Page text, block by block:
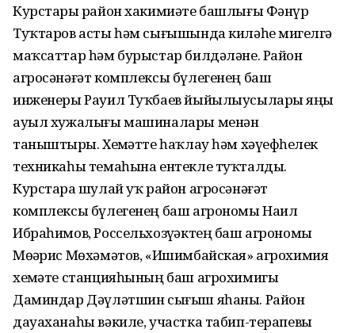
Курстарҙы район хакимиәте башлығы Фәнүр
Туҡтаров асты һәм сығышында киләһе миҙгелгә
маҡсаттар һәм бурыстар билдәләне. Район
агросәнәғәт комплексы бүлегенең баш
инженеры Рауил Туҡбаев йыйылыусыларҙы яңы
ауыл хужалығы машиналары менән
таныштырҙы. Хеҙмәтте һаҡлау һәм хәүефһеҙлек
техникаһы темаһына ентекле туҡталды.
Курстарҙа шулай уҡ район агросәнәғәт
комплексы бүлегенең баш агрономы Наил
Ибраһимов, Россельхозүҙәктең баш агрономы
Мөҙәрис Мөхәмәтов, «Ишимбайская» агрохимия
хеҙмәте станцияһының баш агрохимигы
Даминдар Дәүләтшин сығыш яһаны. Район
дауаханаһы вәкиле, участка табип-терапевы